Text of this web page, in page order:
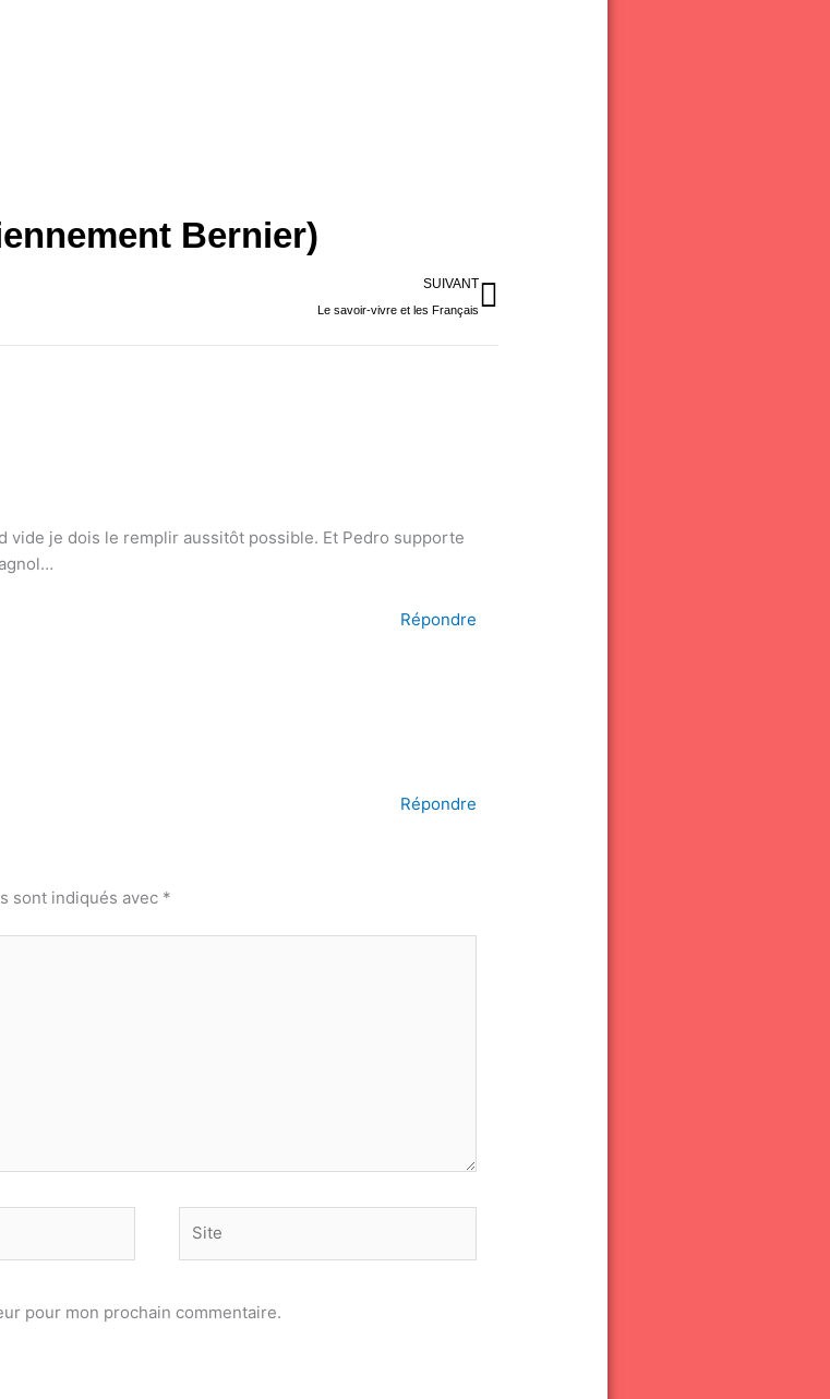
Bernier)
SUIVANT
Le savoir-vivre et les Français
Suivant
vide je dois le remplir aussitôt possible. Et Pedro supporte
Répondre
Répondre
sont indiqués avec *
pour mon prochain commentaire.